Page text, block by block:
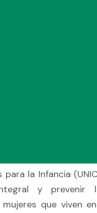
para la Infancia
y prevenir
que viven